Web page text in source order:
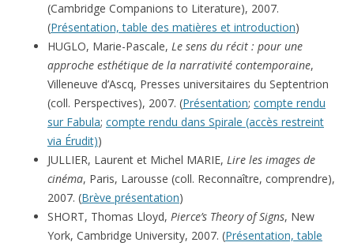
(Cambridge Companions to Literature), 2007.
(Présentation, table des matières et introduction)
HUGLO, Marie-Pascale, Le sens du récit : pour une
approche esthétique de la narrativité contemporaine,
Villeneuve d’Ascq, Presses universitaires du Septentrion
(coll. Perspectives), 2007. (Présentation; compte rendu
sur Fabula; compte rendu dans Spirale (accès restreint
via Érudit))
JULLIER, Laurent et Michel MARIE, Lire les images de
cinéma, Paris, Larousse (coll. Reconnaître, comprendre),
2007. (Brève présentation)
SHORT, Thomas Lloyd, Pierce’s Theory of Signs, New
York, Cambridge University, 2007. (Présentation, table